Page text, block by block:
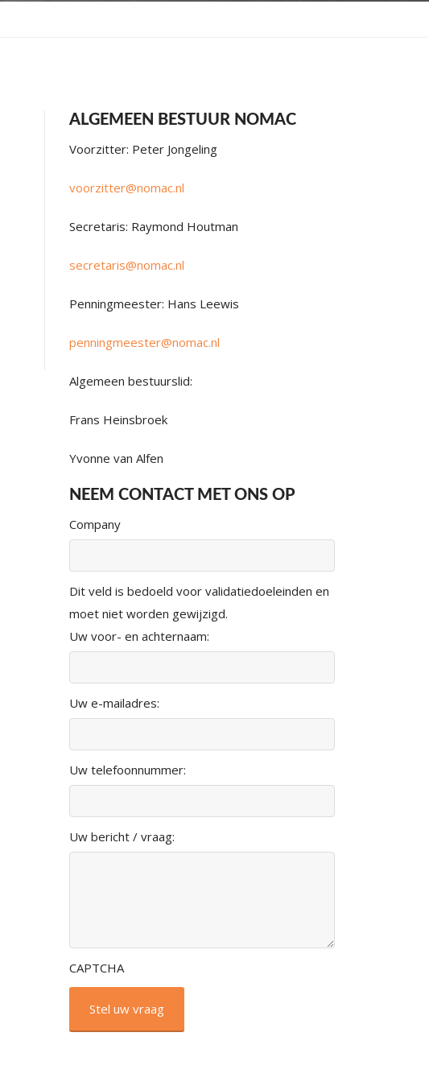
ALGEMEEN BESTUUR NOMAC
Voorzitter: Peter Jongeling
voorzitter@nomac.nl
Secretaris: Raymond Houtman
secretaris@nomac.nl
Penningmeester: Hans Leewis
penningmeester@nomac.nl
Algemeen bestuurslid:
Frans Heinsbroek
Yvonne van Alfen
NEEM CONTACT MET ONS OP
Company
Dit veld is bedoeld voor validatiedoeleinden en
moet niet worden gewijzigd.
Uw voor- en achternaam:
Uw e-mailadres:
Uw telefoonnummer:
Uw bericht / vraag:
CAPTCHA